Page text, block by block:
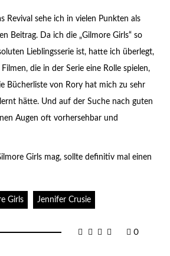
Revival sehe ich in vielen Punkten als
Beitrag. Da ich die „Gilmore Girls“ so
Lieblingsserie ist, hatte ich überlegt,
die in der Serie eine Rolle spielen,
Bücherliste von Rory hat mich zu sehr
hätte. Und auf der Suche nach guten
Augen oft vorhersehbar und
Girls mag, sollte definitiv mal einen
Girls Jennifer Crusie
0